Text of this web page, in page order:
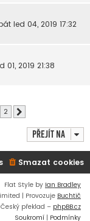
led 04, 2019 17:32
01, 2019 21:38
2
Přejít na
Smazat cookies
Flat Style by Ian Bradley
| Provozuje Buchtič
Český překlad – phpBB.cz
Soukromí | Podmínky